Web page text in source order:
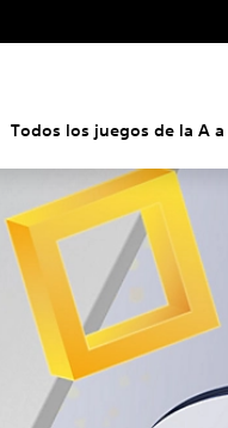
Todos los juegos de la A a